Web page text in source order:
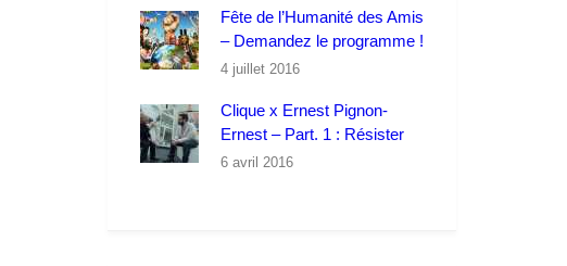
Fête de l’Humanité des Amis
– Demandez le programme !
4 juillet 2016
Clique x Ernest Pignon-
Ernest – Part. 1 : Résister
6 avril 2016